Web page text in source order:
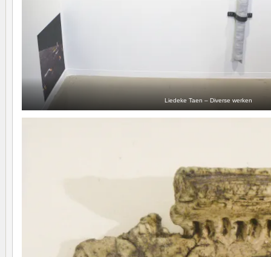
Liedeke Taen – Diverse werken